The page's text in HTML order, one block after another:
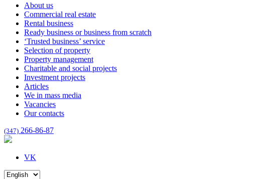
About us
Commercial real estate
Rental business
Ready business or business from scratch
‘Trusted business’ service
Selection of property
Property management
Charitable and social projects
Investment projects
Articles
We in mass media
Vacancies
Our contacts
(347) 266-86-87
VK